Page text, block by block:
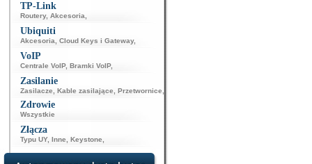
TP-Link
Routery, Akcesoria
Ubiquiti
Akcesoria Cloud Keys i Gateway,
VoIP
Centrale VoIP, Bramki VoIP,
Zasilanie
Zasilacze Kable zasilające Przetwornice
Zdrowie
Wszystkie
Złącza
Typu UY, Inne Keystone